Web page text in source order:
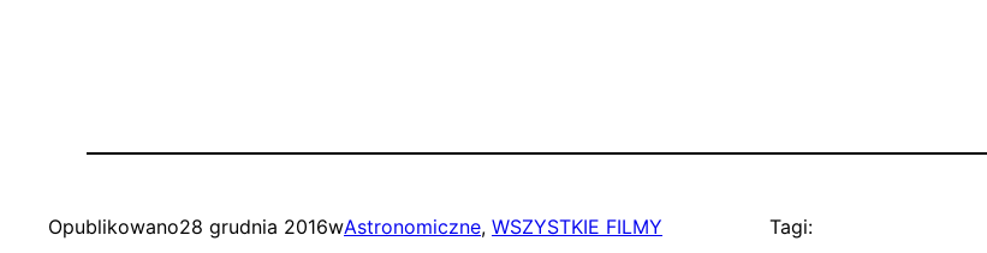
Opublikowano28 grudnia 2016wAstronomiczne, WSZYSTKIE FILMY Tagi: